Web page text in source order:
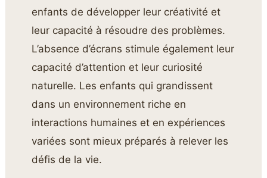
enfants de développer leur créativité et
leur capacité à résoudre des problèmes.
L’absence d’écrans stimule également leur
capacité d’attention et leur curiosité
naturelle. Les enfants qui grandissent
dans un environnement riche en
interactions humaines et en expériences
variées sont mieux préparés à relever les
défis de la vie.